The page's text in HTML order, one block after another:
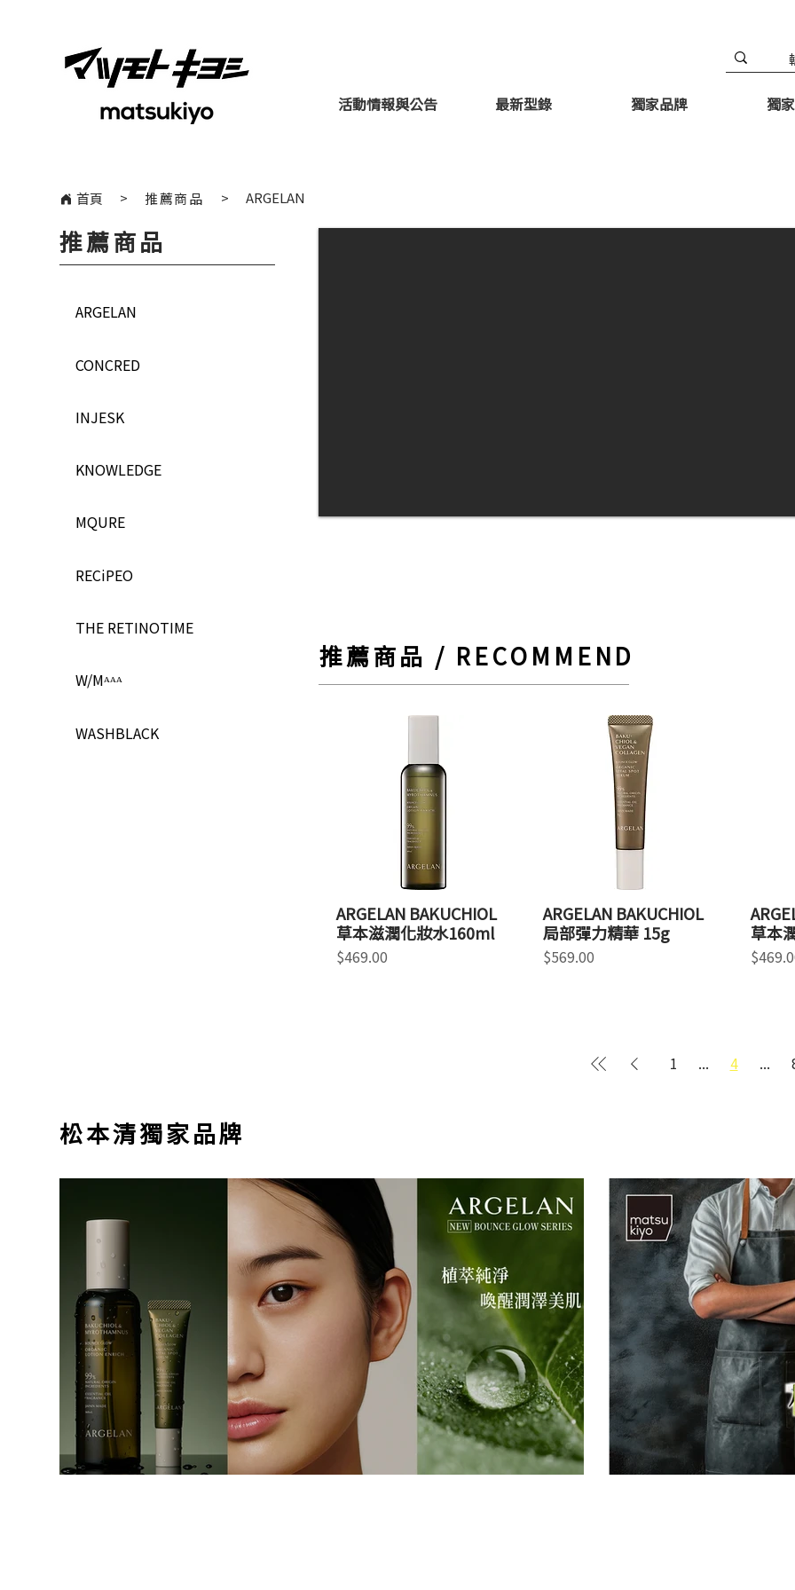
活動情報與公告 最新型錄 獨家品牌 獨
首頁 ​> 推薦商品 ​> ARGELAN
推薦商品
ARGELAN
CONCRED
INJESK
KNOWLEDGE
MQURE
RECiPEO
THE RETINOTIME
W/Mᴬᴬᴬ
WASHBLACK
推薦商品 / RECOMMEND
ARGELAN BAKUCHIOL
草本滋潤化妝水160ml
價格
$469.00
ARGELAN BAKUCHIOL
局部彈力精華 15g
價格
$569.00
草本
價格
1 ... 4 ...
​松本清獨家品牌